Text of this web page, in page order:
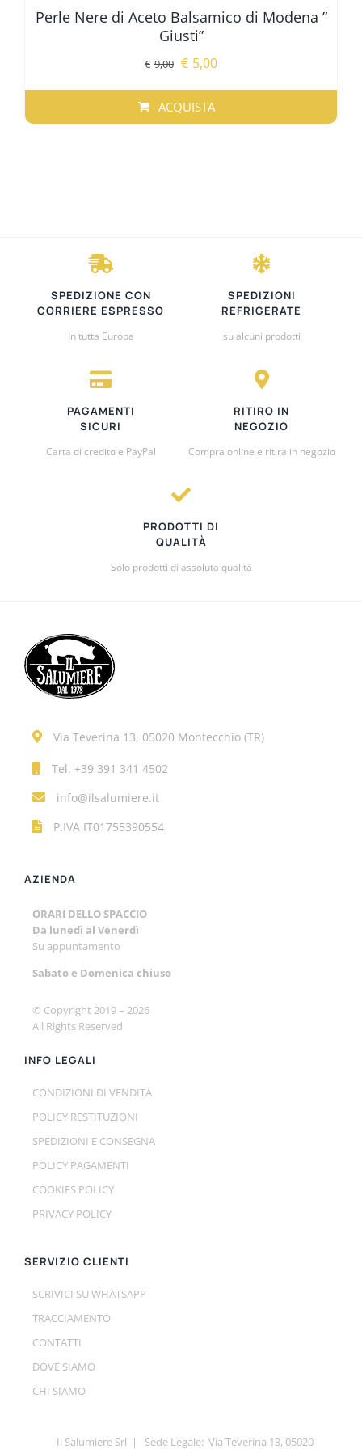
Perle Nere di Aceto Balsamico di Modena ”
Giusti”
€ 9,00 Il
originale
era:
€ 5,00Il
è:
ACQUISTA
SPEDIZIONE CON
CORRIERE ESPRESSO
In tutta Europa
SPEDIZIONI
REFRIGERATE
su alcuni prodotti
PAGAMENTI
SICURI
Carta di credito e PayPal
RITIRO IN
NEGOZIO
Compra online e ritira in negozio
PRODOTTI DI
QUALITÀ
Solo prodotti di assoluta qualità
Via Teverina 13, 05020 Montecchio (TR)
Tel. +39 391 341 4502
info@ilsalumiere.it
P.IVA IT01755390554
AZIENDA
ORARI DELLO SPACCIO
Da lunedì al Venerdì
Su appuntamento
Sabato e Domenica chiuso
© Copyright 2019 – 2026
All Rights Reserved
INFO LEGALI
CONDIZIONI DI VENDITA
POLICY RESTITUZIONI
SPEDIZIONI E CONSEGNA
POLICY PAGAMENTI
COOKIES POLICY
PRIVACY POLICY
SERVIZIO CLIENTI
SCRIVICI SU WHATSAPP
TRACCIAMENTO
CONTATTI
DOVE SIAMO
CHI SIAMO
Il Salumiere Srl | Sede Legale: Via Teverina 13, 05020